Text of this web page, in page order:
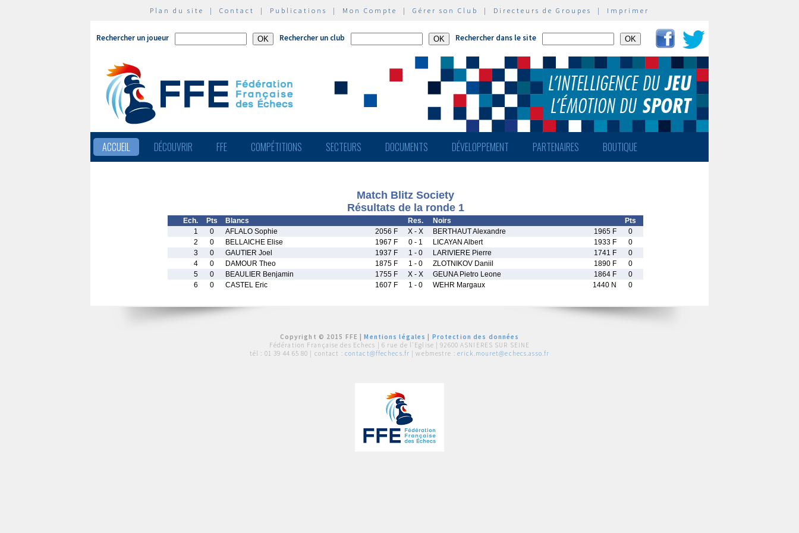
Plan du site | Contact | Publications | Mon Compte | Gérer son Club | Directeurs de Groupes | Imprimer
Rechercher un joueur Rechercher un club Rechercher dans le site
ACCUEIL DÉCOUVRIR FFE COMPÉTITIONS SECTEURS DOCUMENTS DÉVELOPPEMENT PARTENAIRES BOUTIQUE
Match Blitz Society
Résultats de la ronde 1
Ech. Pts Blancs Res. Noirs
Pts
1
0 AFLALO Sophie 2056 F X - X BERTHAUT Alexandre 1965 F
0
2
0 BELLAICHE Elise 1967 F 0 - 1 LICAYAN Albert 1933 F
0
3
0 GAUTIER Joel 1937 F 1 - 0 LARIVIERE Pierre 1741 F
0
4
0 DAMOUR Theo 1875 F 1 - 0 ZLOTNIKOV Daniil 1890 F
0
5
0 BEAULIER Benjamin 1755 F X - X GEUNA Pietro Leone 1864 F
0
6
0 CASTEL Eric 1607 F 1 - 0 WEHR Margaux 1440 N 0
Copyright © 2015 FFE |Mentions légales
Protection des données
Fédération Française des Echecs | 6 rue de l'Eglise | 92600 ASNIERES SUR SEINE
tél : 01 39 44 65 80 | contact : contact@ffechecs.fr | webmestre : erick.mouret@echecs.asso.fr